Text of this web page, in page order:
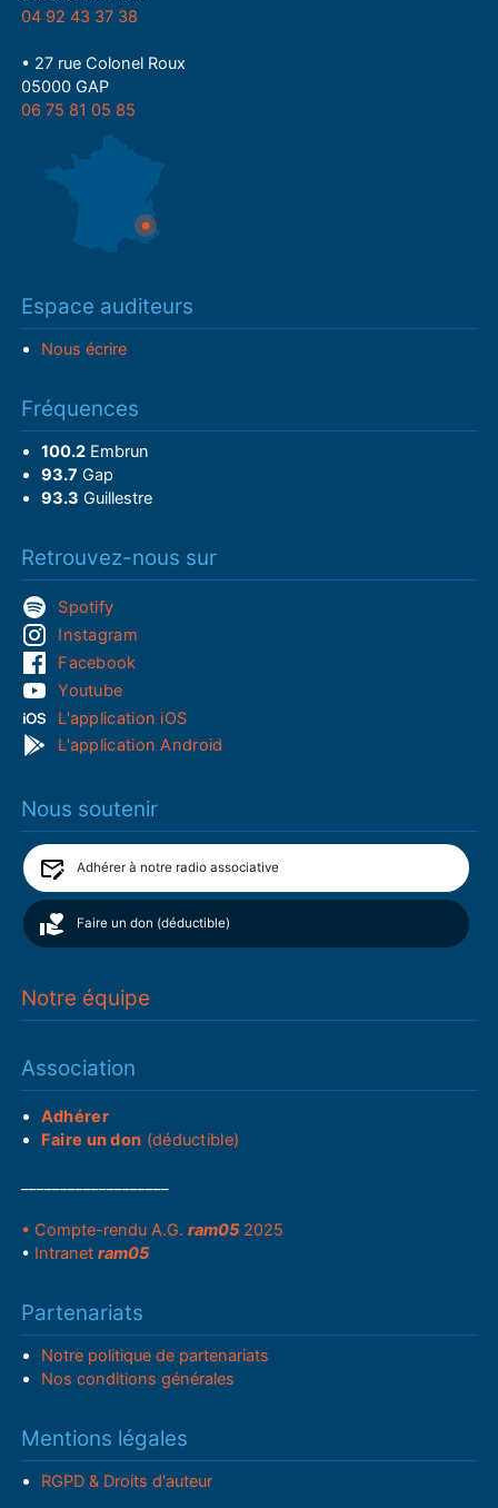
04 92 43 37 38
• 27 rue Colonel Roux
05000 GAP
06 75 81 05 85
Espace auditeurs
Nous écrire
Fréquences
100.2Embrun
93.7 Gap
93.3 Guillestre
Retrouvez-nous sur
Spotify
Instagram
Facebook
Youtube
L'application iOS
L'application Android
Nous soutenir
Adhérer à notre radio associative
Faire un don (déductible)
Notre équipe
Association
Adhérer
Faire un don (déductible)
• Compte-rendu A.G.ram05 2025
• Intranetram05
Partenariats
Notre politique de partenariats
Nos conditions générales
Mentions légales
RGPD & Droits d'auteur